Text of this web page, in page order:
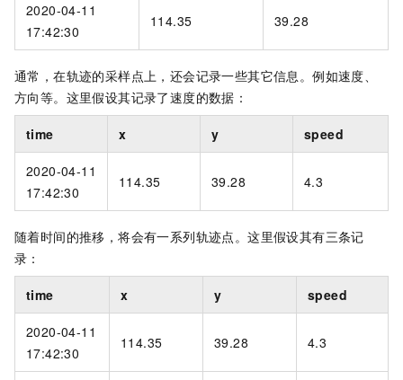
2020-04-11
17:42:30
114.35 39.28
通常，在轨迹的采样点上，还会记录一些其它信息。例如速度、
方向等。这里假设其记录了速度的数据：
time x y speed
2020-04-11
17:42:30
114.35 39.28 4.3
随着时间的推移，将会有一系列轨迹点。这里假设其有三条记
录：
time x y speed
2020-04-11
17:42:30
114.35 39.28 4.3